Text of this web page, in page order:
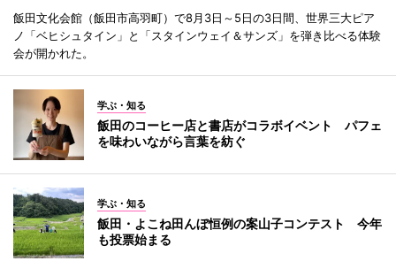
飯田文化会館（飯田市高羽町）で8月3日～5日の3日間、世界三大ピア
ノ「ベヒシュタイン」と「スタインウェイ＆サンズ」を弾き比べる体験
会が開かれた。
学ぶ・知る
飯田のコーヒー店と書店がコラボイベント パフェ
を味わいながら言葉を紡ぐ
学ぶ・知る
飯田・よこね田んぼ恒例の案山子コンテスト 今年
も投票始まる